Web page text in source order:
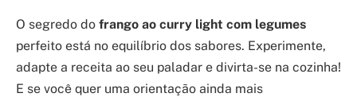
O segredo do frango ao curry light com legumes
perfeito está no equilíbrio dos sabores. Experimente,
adapte a receita ao seu paladar e divirta-se na cozinha!
E se você quer uma orientação ainda mais